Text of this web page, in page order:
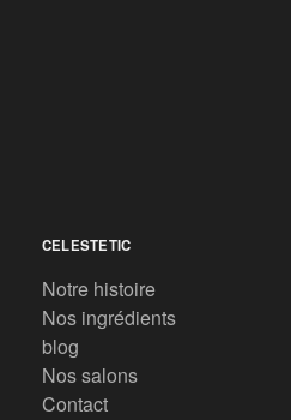
CELESTETIC
Notre histoire
Nos ingrédients
blog
Nos salons
Contact